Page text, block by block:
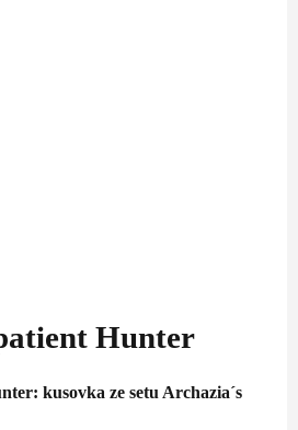
Hunter
kusovka ze setu Archazia´s